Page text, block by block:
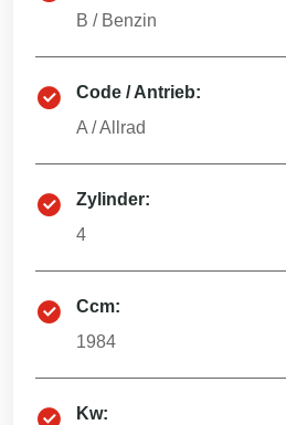
B / Benzin
Code / Antrieb:
A /Allrad
Zylinder:
4
Ccm:
1984
Kw: